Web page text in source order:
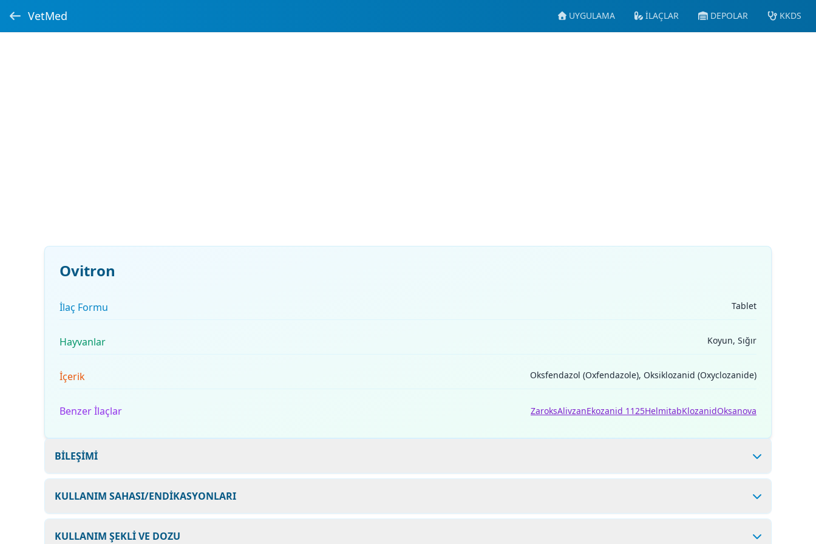
VetMed UYGULAMA İLAÇLAR DEPOLAR KKDS
Ovitron
İlaç Formu Tablet
Hayvanlar Koyun, Sığır
İçerik Oksfendazol (Oxfendazole), Oksiklozanid (Oxyclozanide)
Benzer İlaçlar ZaroksAlivzanEkozanid 1125HelmitabKlozanidOksanova
BİLEŞİMİ
KULLANIM SAHASI/ENDİKASYONLARI
KULLANIM ŞEKLİ VE DOZU